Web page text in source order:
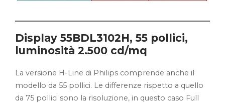
Display 55BDL3102H, 55 pollici,
luminosità 2.500 cd/mq
La versione H-Line di Philips comprende anche il
modello da 55 pollici. Le differenze rispetto a quello
da 75 pollici sono la risoluzione, in questo caso Full